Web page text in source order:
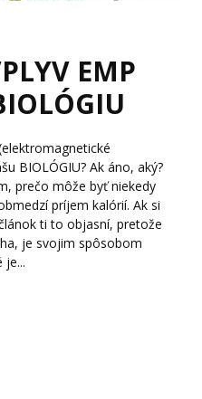
EMP
BIOLÓGIU? Ak áno, aký?
prečo môže byť niekedy
príjem kalórií. Ak si
ti to objasní, pretože
je svojim spôsobom
je...